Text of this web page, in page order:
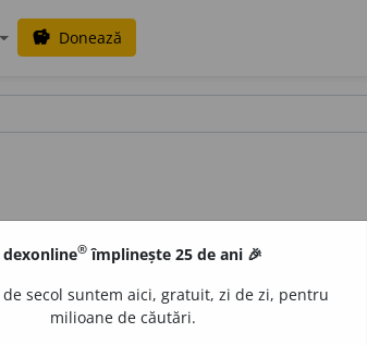
savings Donează
dexonline® împlinește 25 de ani 🎉
secol suntem aici, gratuit, zi de zi, pentru
milioane de căutări.